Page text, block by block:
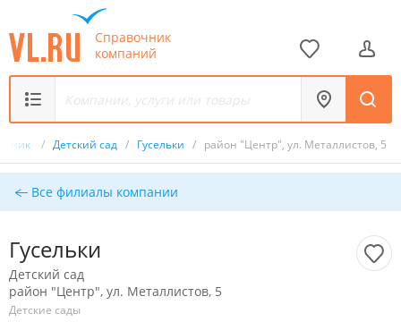
Справочник
компаний
/ Детский сад / Гусельки / район "Центр", ул. Металлистов, 5
Все филиалы компании
Гусельки
Детский сад
район "Центр", ул. Металлистов, 5
Детские сады